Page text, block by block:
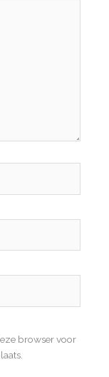
browser voor